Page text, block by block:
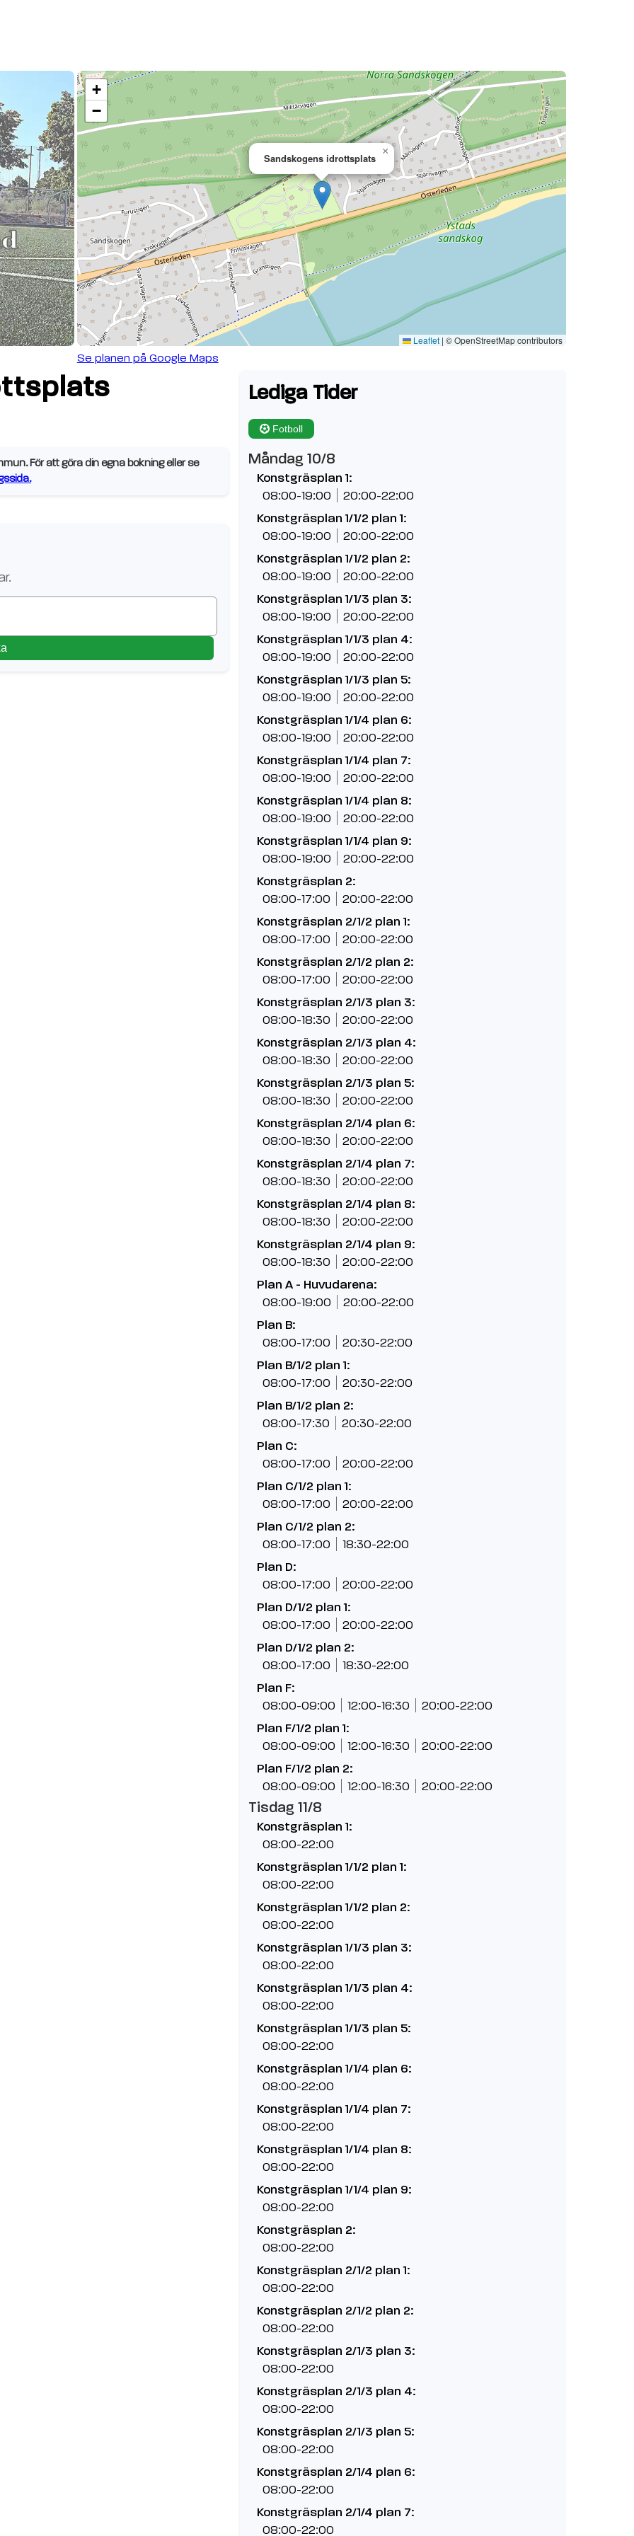
Sandskogens idrottsplats
×
+
−
Leaflet | © OpenStreetMap contributors
Se planen på Google Maps
För att göra din egna bokning eller se
Lediga Tider
Fotboll
Måndag 10/8
Konstgräsplan 1:
08:00-19:00 20:00-22:00
Konstgräsplan 1/1/2 plan 1:
08:00-19:00 20:00-22:00
Konstgräsplan 1/1/2 plan 2:
08:00-19:00 20:00-22:00
Konstgräsplan 1/1/3 plan 3:
08:00-19:00 20:00-22:00
Konstgräsplan 1/1/3 plan 4:
08:00-19:00 20:00-22:00
Konstgräsplan 1/1/3 plan 5:
08:00-19:00 20:00-22:00
Konstgräsplan 1/1/4 plan 6:
08:00-19:00 20:00-22:00
Konstgräsplan 1/1/4 plan 7:
08:00-19:00 20:00-22:00
Konstgräsplan 1/1/4 plan 8:
08:00-19:00 20:00-22:00
Konstgräsplan 1/1/4 plan 9:
08:00-19:00 20:00-22:00
Konstgräsplan 2:
08:00-17:00 20:00-22:00
Konstgräsplan 2/1/2 plan 1:
08:00-17:00 20:00-22:00
Konstgräsplan 2/1/2 plan 2:
08:00-17:00 20:00-22:00
Konstgräsplan 2/1/3 plan 3:
08:00-18:30 20:00-22:00
Konstgräsplan 2/1/3 plan 4:
08:00-18:30 20:00-22:00
Konstgräsplan 2/1/3 plan 5:
08:00-18:30 20:00-22:00
Konstgräsplan 2/1/4 plan 6:
08:00-18:30 20:00-22:00
Konstgräsplan 2/1/4 plan 7:
08:00-18:30 20:00-22:00
Konstgräsplan 2/1/4 plan 8:
08:00-18:30 20:00-22:00
Konstgräsplan 2/1/4 plan 9:
08:00-18:30 20:00-22:00
Plan A - Huvudarena:
08:00-19:00 20:00-22:00
Plan B:
08:00-17:00 20:30-22:00
Plan B/1/2 plan 1:
08:00-17:00 20:30-22:00
Plan B/1/2 plan 2:
08:00-17:30 20:30-22:00
Plan C:
08:00-17:00 20:00-22:00
Plan C/1/2 plan 1:
08:00-17:00 20:00-22:00
Plan C/1/2 plan 2:
08:00-17:00 18:30-22:00
Plan D:
08:00-17:00 20:00-22:00
Plan D/1/2 plan 1:
08:00-17:00 20:00-22:00
Plan D/1/2 plan 2:
08:00-17:00 18:30-22:00
Plan F:
08:00-09:00 12:00-16:30 20:00-22:00
Plan F/1/2 plan 1:
08:00-09:00 12:00-16:30 20:00-22:00
Plan F/1/2 plan 2:
08:00-09:00 12:00-16:30 20:00-22:00
Tisdag 11/8
Konstgräsplan 1:
08:00-22:00
Konstgräsplan 1/1/2 plan 1:
08:00-22:00
Konstgräsplan 1/1/2 plan 2:
08:00-22:00
Konstgräsplan 1/1/3 plan 3:
08:00-22:00
Konstgräsplan 1/1/3 plan 4:
08:00-22:00
Konstgräsplan 1/1/3 plan 5:
08:00-22:00
Konstgräsplan 1/1/4 plan 6:
08:00-22:00
Konstgräsplan 1/1/4 plan 7:
08:00-22:00
Konstgräsplan 1/1/4 plan 8:
08:00-22:00
Konstgräsplan 1/1/4 plan 9:
08:00-22:00
Konstgräsplan 2:
08:00-22:00
Konstgräsplan 2/1/2 plan 1:
08:00-22:00
Konstgräsplan 2/1/2 plan 2:
08:00-22:00
Konstgräsplan 2/1/3 plan 3:
08:00-22:00
Konstgräsplan 2/1/3 plan 4:
08:00-22:00
Konstgräsplan 2/1/3 plan 5:
08:00-22:00
Konstgräsplan 2/1/4 plan 6:
08:00-22:00
Konstgräsplan 2/1/4 plan 7:
08:00-22:00